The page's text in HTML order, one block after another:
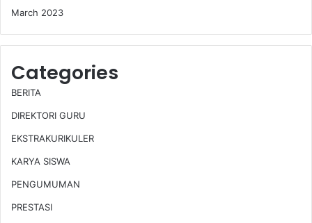
March 2023
Categories
BERITA
DIREKTORI GURU
EKSTRAKURIKULER
KARYA SISWA
PENGUMUMAN
PRESTASI